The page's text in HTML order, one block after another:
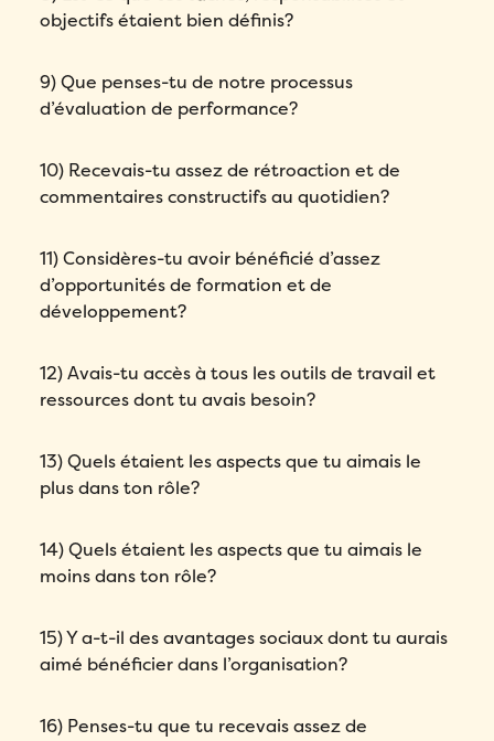
objectifs étaient bien définis?
9) Que penses-tu de notre processus
d’évaluation de performance?
10) Recevais-tu assez de rétroaction et de
commentaires constructifs au quotidien?
11) Considères-tu avoir bénéficié d’assez
d’opportunités de formation et de
développement?
12) Avais-tu accès à tous les outils de travail et
ressources dont tu avais besoin?
13) Quels étaient les aspects que tu aimais le
plus dans ton rôle?
14) Quels étaient les aspects que tu aimais le
moins dans ton rôle?
15) Y a-t-il des avantages sociaux dont tu aurais
aimé bénéficier dans l’organisation?
16) Penses-tu que tu recevais assez de